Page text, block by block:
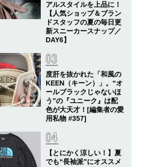
アルスタイルを上品に！
【人気ショップ＆ブラン
ドスタッフの夏の毎日更
新スニーカースナップ／
DAY6】
度肝を抜かれた「和風の
KEEN（キーン）」。“オ
ールブラックじゃないほ
う”の『ユニーク』は配
色が大天才！[編集者の愛
用私物 #357]
【とにかく涼しい！】夏
でも“長袖派”にオススメ